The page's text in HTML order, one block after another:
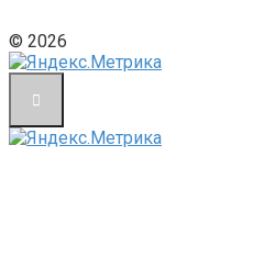
© 2026